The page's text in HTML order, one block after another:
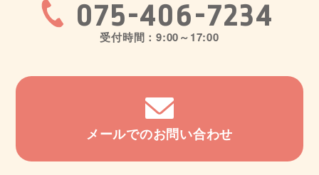
075-406-7234
受付時間：9:00～17:00
メールでのお問い合わせ